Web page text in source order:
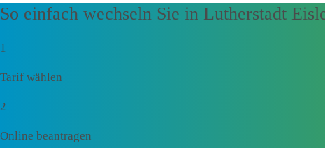
So einfach wechseln Sie in Lutherstadt
1
Tarif wählen
2
Online beantragen